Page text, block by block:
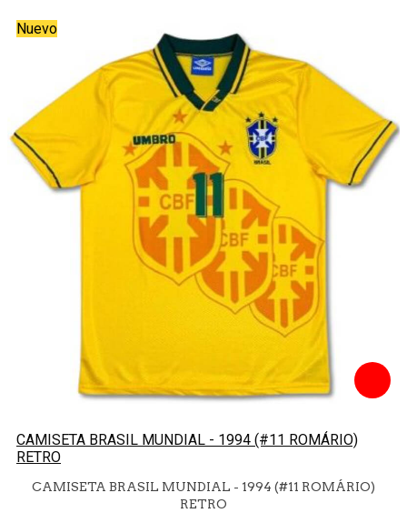
Nuevo
CAMISETA BRASIL MUNDIAL - 1994 (#11 ROMÁRIO)
RETRO
CAMISETA BRASIL MUNDIAL - 1994 (#11 ROMÁRIO)
RETRO